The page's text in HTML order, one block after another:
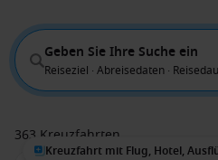
Geben Sie Ihre Suche ein
Reiseziel · Abreisedaten ·
363 Kreuzfahrten
Kreuzfahrt mit Flug, Hotel,